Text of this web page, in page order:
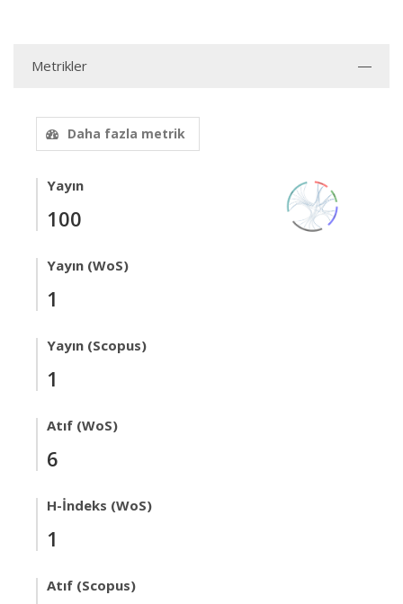
Metrikler
Daha fazla metrik
Yayın
100
Yayın (WoS)
1
Yayın (Scopus)
1
Atıf (WoS)
6
H-İndeks (WoS)
1
Atıf (Scopus)